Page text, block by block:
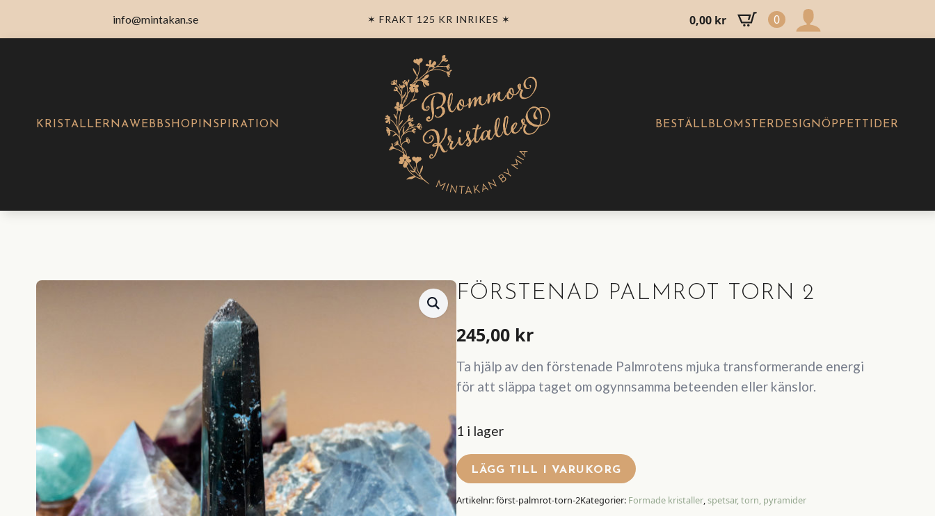
info@mintakan.se ✶ FRAKT 125 KR INRIKES ✶ 0,00 kr 0
KRISTALLERNAWEBBSHOP INSPIRATION BESTÄLL BLOMSTERDESIGNÖPPETTIDER
FÖRSTENAD PALMROT TORN 2
245,00 kr
Ta hjälp av den förstenade Palmrotens mjuka transformerande energi
för att släppa taget om ogynnsamma beteenden eller känslor.
1 i lager
LÄGG TILL I VARUKORG
Artikelnr:först-palmrot-torn-2Kategorier: Formade kristaller,spetsar, torn, pyramider